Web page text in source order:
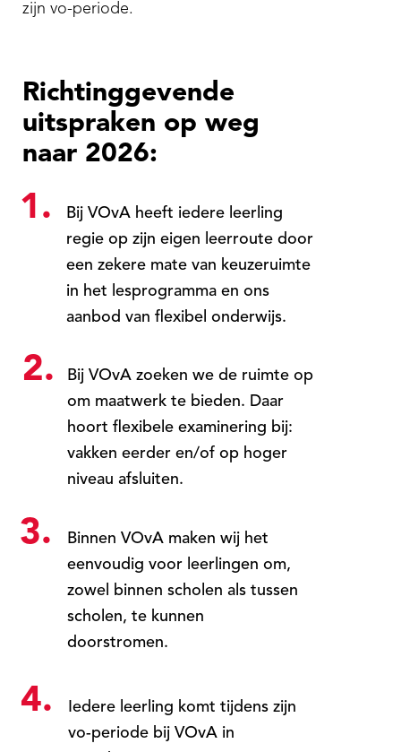
Richtinggevende
uitspraken op weg
naar 2026:
4.
Iedere leerling komt tijdens zijn
vo-periode bij VOvA in
3.
2.
1.
Binnen VOvA maken wij het
eenvoudig voor leerlingen om,
zowel binnen scholen als tussen
scholen, te kunnen
doorstromen.
Bij VOvA zoeken we de ruimte op
om maatwerk te bieden. Daar
hoort flexibele examinering bij:
vakken eerder en/of op hoger
niveau afsluiten.
Bij VOvA heeft iedere leerling
regie op zijn eigen leerroute door
een zekere mate van keuzeruimte
in het lesprogramma en ons
aanbod van flexibel onderwijs.
zijn vo-periode.